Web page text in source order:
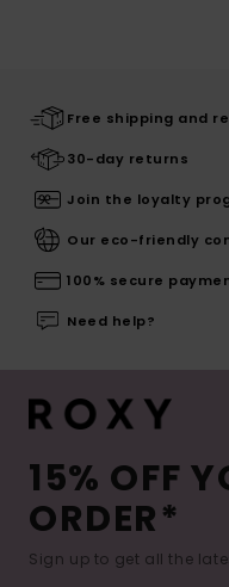
Free shipping and
30-day returns
Join the loyalty
Our eco-friendly
100% secure
Need help?
15% OFF
ORDER*
Sign up to get all the